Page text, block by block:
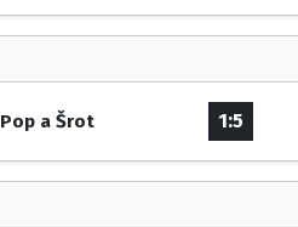
Pop a Šrot 1:5